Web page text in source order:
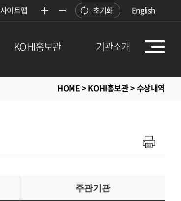
사이트맵 초기화 English
KOHI홍보관 기관소개
HOME > KOHI홍보관 > 수상내역
주관기관